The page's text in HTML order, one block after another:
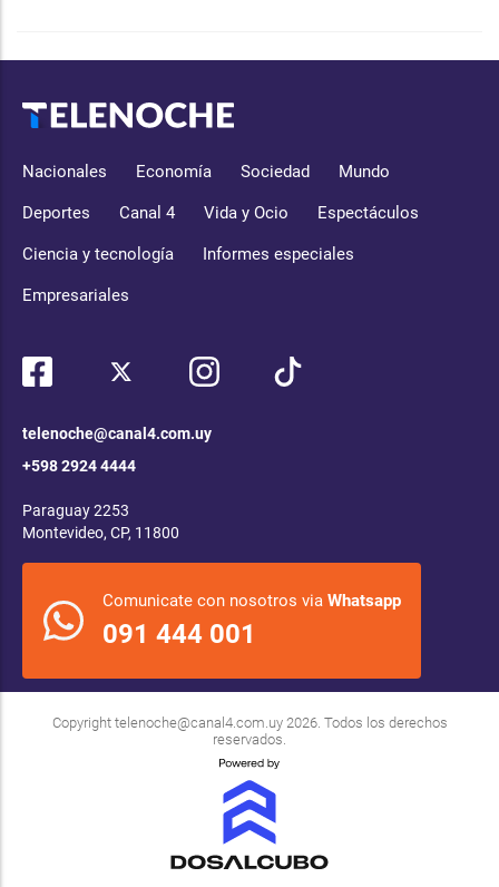
Nacionales Economía Sociedad Mundo
Deportes Canal 4 Vida y Ocio Espectáculos
Ciencia y tecnología Informes especiales
Empresariales
telenoche@canal4.com.uy
+598 2924 4444
Paraguay 2253
Montevideo, CP, 11800
Comunicate con nosotros via Whatsapp
091 444 001
Copyright telenoche@canal4.com.uy2026. Todos los derechos
reservados.